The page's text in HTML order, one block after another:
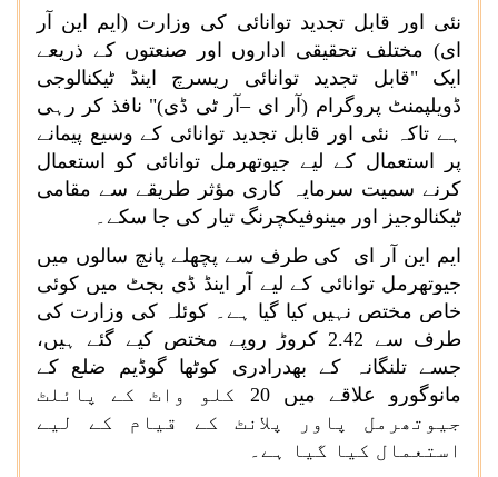
نئی اور قابل تجدید توانائی کی وزارت (ایم این آر
ای) مختلف تحقیقی اداروں اور صنعتوں کے ذریعے
ایک "قابل تجدید توانائی ریسرچ اینڈ ٹیکنالوجی
ڈویلپمنٹ پروگرام (آر ای –آر ٹی ڈی)" نافذ کر رہی
ہے تاکہ نئی اور قابل تجدید توانائی کے وسیع پیمانے
پر استعمال کے لیے جیوتھرمل توانائی کو استعمال
کرنے سمیت سرمایہ کاری مؤثر طریقے سے مقامی
ٹیکنالوجیز اور مینوفیکچرنگ تیار کی جا سکے۔
ایم این آر ای کی طرف سے پچھلے پانچ سالوں میں
جیوتھرمل توانائی کے لیے آر اینڈ ڈی بجٹ میں کوئی
خاص مختص نہیں کیا گیا ہے۔ کوئلہ کی وزارت کی
طرف سے 2.42 کروڑ روپے مختص کیے گئے ہیں،
جسے تلنگانہ کے بھدرادری کوٹھا گوڈیم ضلع کے
مانوگورو علاقے میں 20 کلو واٹ کے پائلٹ
جیوتھرمل پاور پلانٹ کے قیام کے لیے
استعمال کیا گیا ہے۔